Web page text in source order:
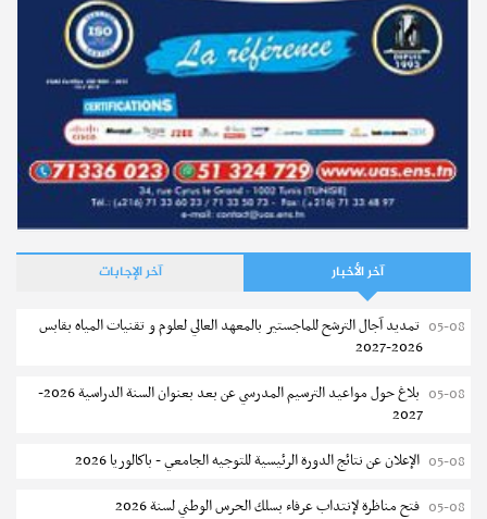
آخر الأخبار آخر الإجابات
05-08 تمديد آجال الترشح للماجستير بالمعهد العالي لعلوم و تقنيات المياه بقابس
2026-2027
05-08
بلاغ حول مواعيد الترسيم المدرسي عن بعد بعنوان السنة الدراسية 2026-
2027
05-08 الإعلان عن نتائج الدورة الرئيسية للتوجيه الجامعي - باكالوريا 2026
05-08 فتح مناظرة لإنتداب عرفاء بسلك الحرس الوطني لسنة 2026